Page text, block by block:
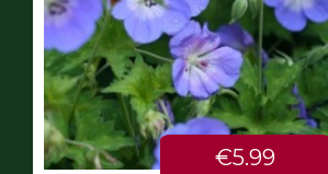
€5.99